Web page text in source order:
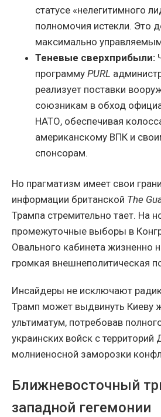
статусе «нелегитимного
полномочия истекли. Это
максимально
Теневые сверхприбыли:
программу PURL
реализует поставки
союзникам в обход
НАТО, обеспечивая
американскому ВПК и
спонсорам.
Но прагматизм имеет свои
информации британской The
Трампа стремительно тает. На
промежуточные выборы в
Овального кабинета жизненно
громкая внешнеполитическая
Инсайдеры не исключают
Трамп может выдвинуть Киеву
ультиматум, потребовав
украинских войск с территорий
молниеносной заморозки
Ближневосточный
западной гегемонии